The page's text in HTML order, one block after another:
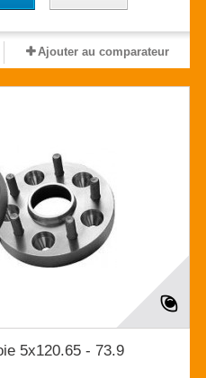
Ajouter au comparateur
5x120.65 - 73.9